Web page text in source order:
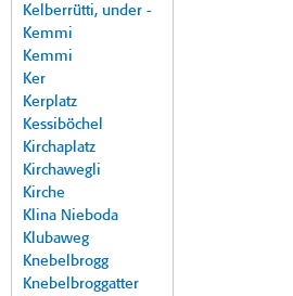
Kelberrütti, under -
Kemmi
Kemmi
Ker
Kerplatz
Kessiböchel
Kirchaplatz
Kirchawegli
Kirche
Klina Nieboda
Klubaweg
Knebelbrogg
Knebelbroggatter